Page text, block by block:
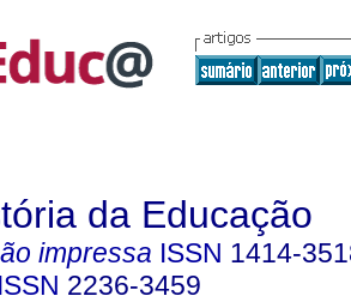
da Educação
impressa ISSN 1414-
ISSN 2236-3459